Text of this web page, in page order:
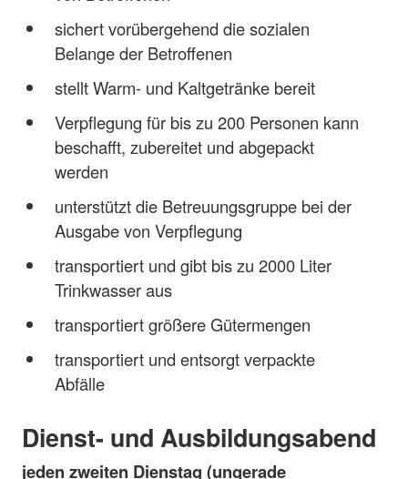
sichert vorübergehend die sozialen
Belange der Betroffenen
stellt Warm- und Kaltgetränke bereit
Verpflegung für bis zu 200 Personen kann
beschafft, zubereitet und abgepackt
werden
unterstützt die Betreuungsgruppe bei der
Ausgabe von Verpflegung
transportiert und gibt bis zu 2000 Liter
Trinkwasser aus
transportiert größere Gütermengen
transportiert und entsorgt verpackte
Abfälle
Dienst- und Ausbildungsabend
jeden zweiten Dienstag (ungerade